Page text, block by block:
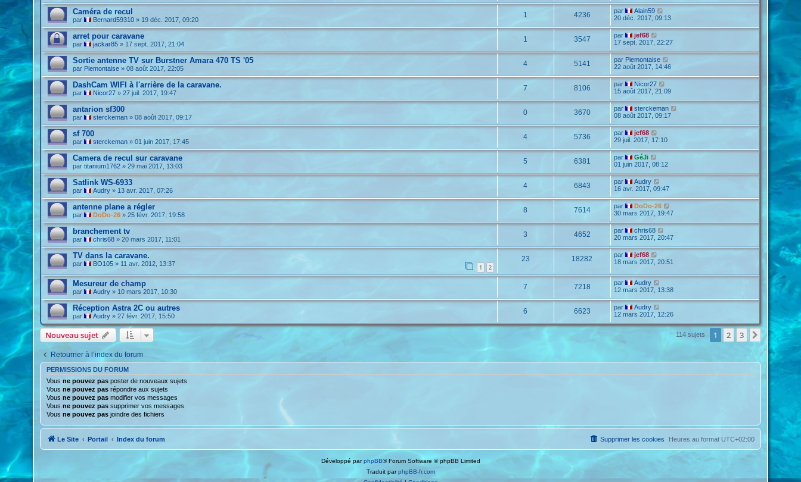
Caméra de recul
par Bernard59310 » 19 déc. 2017, 09:20
1 4236 par
Alain59
20 déc. 2017, 09:13
arret pour caravane
par jackar85 » 17 sept. 2017, 21:04
1 3547 par
jef68
17 sept. 2017, 22:27
Sortie antenne TV sur Burstner Amara 470 TS '05
par Piemontaise »08 août 2017, 22:05
4 5141 par Piemontaise
22 août 2017, 14:46
DashCam WIFI à l'arrière de la caravane.
par Nicor27 »27 juil. 2017, 19:47
7 8106 par
Nicor27
15 août 2017, 21:09
antarion sf300
par sterckeman »08 août 2017, 09:17
0 3670 par
sterckeman
08 août 2017, 09:17
sf 700
par sterckeman »01 juin 2017, 17:45
4 5736 par
jef68
29 juil. 2017, 17:10
Camera de recul sur caravane
partitanium1762 »29 mai 2017, 13:03
5 6381 par
GéJi
01 juin 2017, 08:12
Satlink WS-6933
par Audry » 13 avr. 2017, 07:26
4 6843 par
Audry
16 avr. 2017, 09:47
antenne plane a régler
par DoDo-26 »25 févr. 2017, 19:58
8 7614 par
DoDo-26
30 mars 2017, 19:47
branchement tv
par chris68 »20 mars 2017, 11:01
3 4652 par
chris68
20 mars 2017, 20:47
TV dans la caravane.
par BO105 » 11 avr. 2012, 13:37 1 2
23 18282 par
jef68
18 mars 2017, 20:51
Mesureur de champ
par Audry » 10 mars 2017, 10:30
7 7218 par
Audry
12 mars 2017, 13:38
Réception Astra 2C ou autres
par Audry »27 févr. 2017, 15:50
6 6623 par
Audry
12 mars 2017, 12:26
Nouveau sujet 114 sujets 1 2 3 Suivante
Retourner à l’index du forum
PERMISSIONS DU FORUM
Vousne pouvez pas poster de nouveaux sujets
Vousne pouvez pas répondre aux sujets
Vousne pouvez pas modifier vos messages
Vousne pouvez pas supprimer vos messages
Vousne pouvez pas joindre des fichiers
Le Site Portail Index du forum Heures au format UTC+02:00
Supprimer les cookies
Développé parphpBB® Forum Software © phpBB Limited
Traduit parphpBB-fr.com